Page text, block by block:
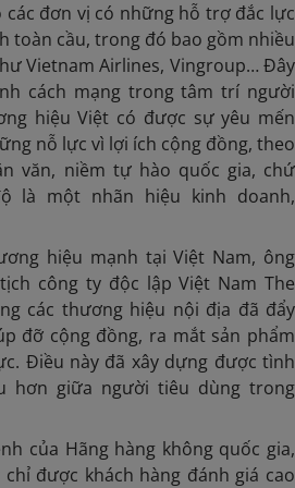
đơn vị có những hỗ trợ đắc lực
toàn cầu, trong đó bao gồm nhiều
Vietnam Airlines, Vingroup… Đây
cách mạng trong tâm trí người
hiệu Việt có được sự yêu mến
nỗ lực vì lợi ích cộng đồng, theo
văn, niềm tự hào quốc gia, chứ
là một nhãn hiệu kinh doanh,
hiệu mạnh tại Việt Nam, ông
công ty độc lập Việt Nam The
các thương hiệu nội địa đã đẩy
đỡ cộng đồng, ra mắt sản phẩm
Điều này đã xây dựng được tình
hơn giữa người tiêu dùng trong
của Hãng hàng không quốc gia,
được khách hàng đánh giá cao